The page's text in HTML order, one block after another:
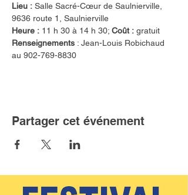
Lieu : Salle Sacré-Cœur de Saulnierville,
9636 route 1, Saulnierville
Heure : 11 h 30 à 14 h 30; Coût : gratuit
Renseignements : Jean-Louis Robichaud
au 902-769-8830
Partager cet événement